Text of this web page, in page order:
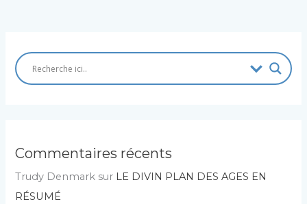
Commentaires récents
Trudy Denmark sur LE DIVIN PLAN DES AGES EN
RÉSUMÉ